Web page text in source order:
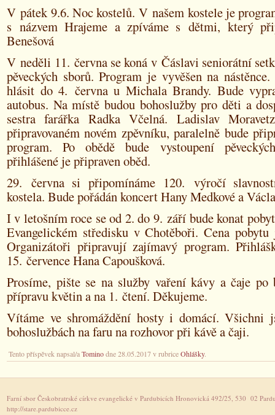
V pátek 9.6. Noc kostelů. V našem kostele je
s názvem Hrajeme a zpíváme s dětmi, který
Benešová
V neděli 11. června se koná v Čáslavi seniorátní
pěveckých sborů. Program je vyvěšen na
hlásit do 4. června u Michala Brandy. Bude
autobus. Na místě budou bohoslužby pro děti a
sestra farářka Radka Včelná. Ladislav
připravovaném novém zpěvníku, paralelně bude
program. Po obědě bude vystoupení
přihlášené je připraven oběd.
29. června si připomínáme 120. výročí
kostela. Bude pořádán koncert Hany Medkové a
I v letošním roce se od 2. do 9. září bude konat
Evangelickém středisku v Chotěboři. Cena
Organizátoři připravují zajímavý program.
15. července Hana Capoušková.
Prosíme, pište se na služby vaření kávy a čaje po
přípravu květin a na 1. čtení. Děkujeme.
Vítáme ve shromáždění hosty i domácí. Všichni
bohoslužbách na faru na rozhovor při kávě a čaji.
Tento příspěvek napsal/aTominodne 28.05.2017 v rubriceOhlášky.
Farní sbor Českobratrské církve evangelické v Pardubicích Hronovická 492/25, 530 02
http://stare.pardubicce.cz